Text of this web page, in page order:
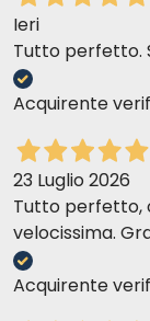
Ieri
Tutto perfetto.
Acquirente
23 Luglio 2026
Tutto perfetto,
velocissima.
Acquirente